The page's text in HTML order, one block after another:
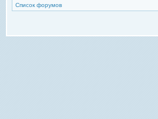
Список форумов